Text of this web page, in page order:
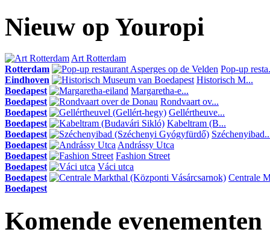
Nieuw op Youropi
Art Rotterdam
Rotterdam
Pop-up
Eindhoven
Historisch M...
Boedapest
Margaretha-e...
Boedapest
Rondvaart ov...
Boedapest
Gellértheuve...
Boedapest
Kabeltram (B...
Boedapest
Boedapest
Andrássy Utca
Boedapest
Fashion Street
Boedapest
Váci utca
Boedapest
Centrale
Boedapest
Komende evenementen